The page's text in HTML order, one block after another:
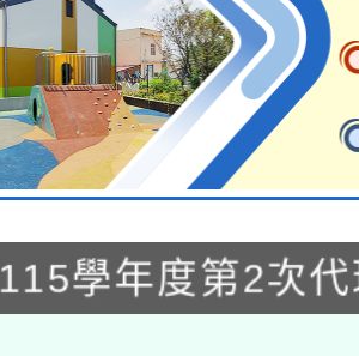
學年度第1次
招考甄選結果公
學年度第2次
甄選結果公告(
住民族委員會